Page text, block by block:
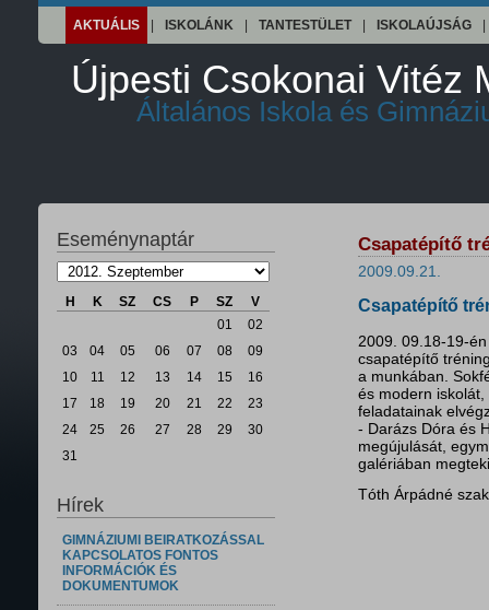
AKTUÁLIS ISKOLÁNK TANTESTÜLET ISKOLAÚJSÁG
Újpesti Csokonai Vitéz
Általános Iskola és
Eseménynaptár
H K SZ CS P SZ
V
01
02
03
04 05 06 07 08
09
10
11 12 13 14 15
16
17
18 19 20 21 22
23
24
25 26 27 28 29
30
31
Hírek
GIMNÁZIUMI BEIRATKOZÁSSAL
KAPCSOLATOS FONTOS
INFORMÁCIÓK ÉS
DOKUMENTUMOK
Csapatépítő
2009.09.21.
Csapatépítő
2009. 09.18-19-
csapatépítő
a munkában.
és modern
feladatainak
- Darázs Dóra és
megújulását,
galériában
Tóth Árpádné